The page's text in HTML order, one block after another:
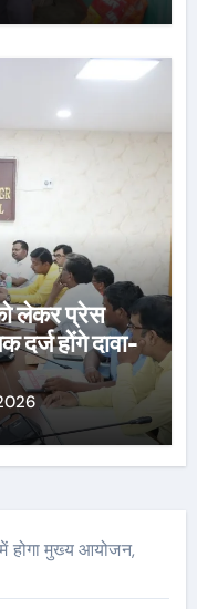
लेकर प्रेस
दर्ज होंगे दावा-
होगा मुख्य आयोजन,